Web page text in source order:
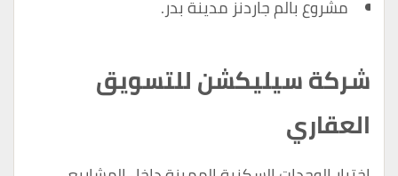
مشروع بالم جاردنز مدينة بدر.
شركة سيليكشن للتسويق
العقاري